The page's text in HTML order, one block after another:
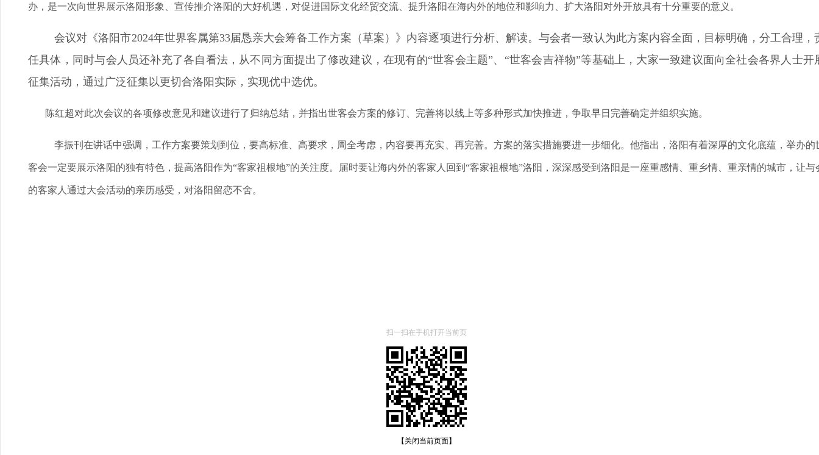
办，是一次向世界展示洛阳形象、宣传推介洛阳的大好机遇，对促进国际文化经贸交流、提升洛阳在海内外的地位和影响力、扩大洛阳对外开放具有十分重要的意义。
会议对《洛阳市2024年世界客属第33届恳亲大会筹备工作方案（草案）》内容逐项进行分析、解读。与会者一致认为此方案内容全面，目标明确，分工合理，
任具体，同时与会人员还补充了各自看法，从不同方面提出了修改建议，在现有的“世客会主题”、“世客会吉祥物”等基础上，大家一致建议面向全社会各界人士开
征集活动，通过广泛征集以更切合洛阳实际，实现优中选优。
陈红超对此次会议的各项修改意见和建议进行了归纳总结，并指出世客会方案的修订、完善将以线上等多种形式加快推进，争取早日完善确定并组织实施。
李振刊在讲话中强调，工作方案要策划到位，要高标准、高要求，周全考虑，内容要再充实、再完善。方案的落实措施要进一步细化。他指出，洛阳有着深厚的文化底蕴，举办的
客会一定要展示洛阳的独有特色，提高洛阳作为“客家祖根地”的关注度。届时要让海内外的客家人回到“客家祖根地”洛阳，深深感受到洛阳是一座重感情、重乡情、重亲情的城市，让与
的客家人通过大会活动的亲历感受，对洛阳留恋不舍。
扫一扫在手机打开当前页
【关闭当前页面】